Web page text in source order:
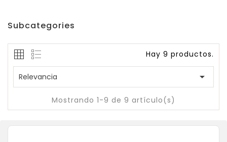
Subcategories
Hay 9 productos.
Relevancia 
Mostrando 1-9 de 9 artículo(s)